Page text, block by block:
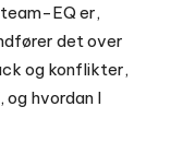
EQ er,
det over
og konflikter,
hvordan I